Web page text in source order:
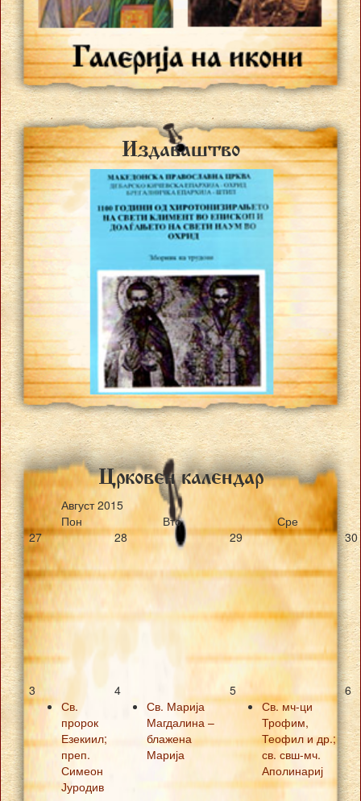
Izdava{tvo
Crkoven kalendar
Август 2015
Пон
Вто
Сре
27
28 29 30
3
Св.
пророк
Езекиил;
преп.
Симеон
Јуродив
4
Св. Марија
Магдалина –
блажена
Марија
5
Св. мч-ци
Трофим,
Теофил и др.;
св. свш-мч.
Аполинариј
6